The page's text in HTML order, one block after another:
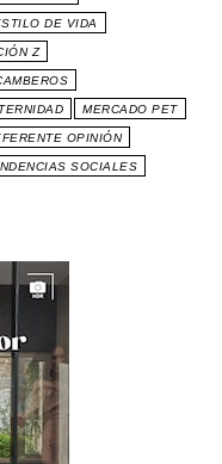
DE VIDA
Z
MERCADO PET
OPINIÓN
SOCIALES